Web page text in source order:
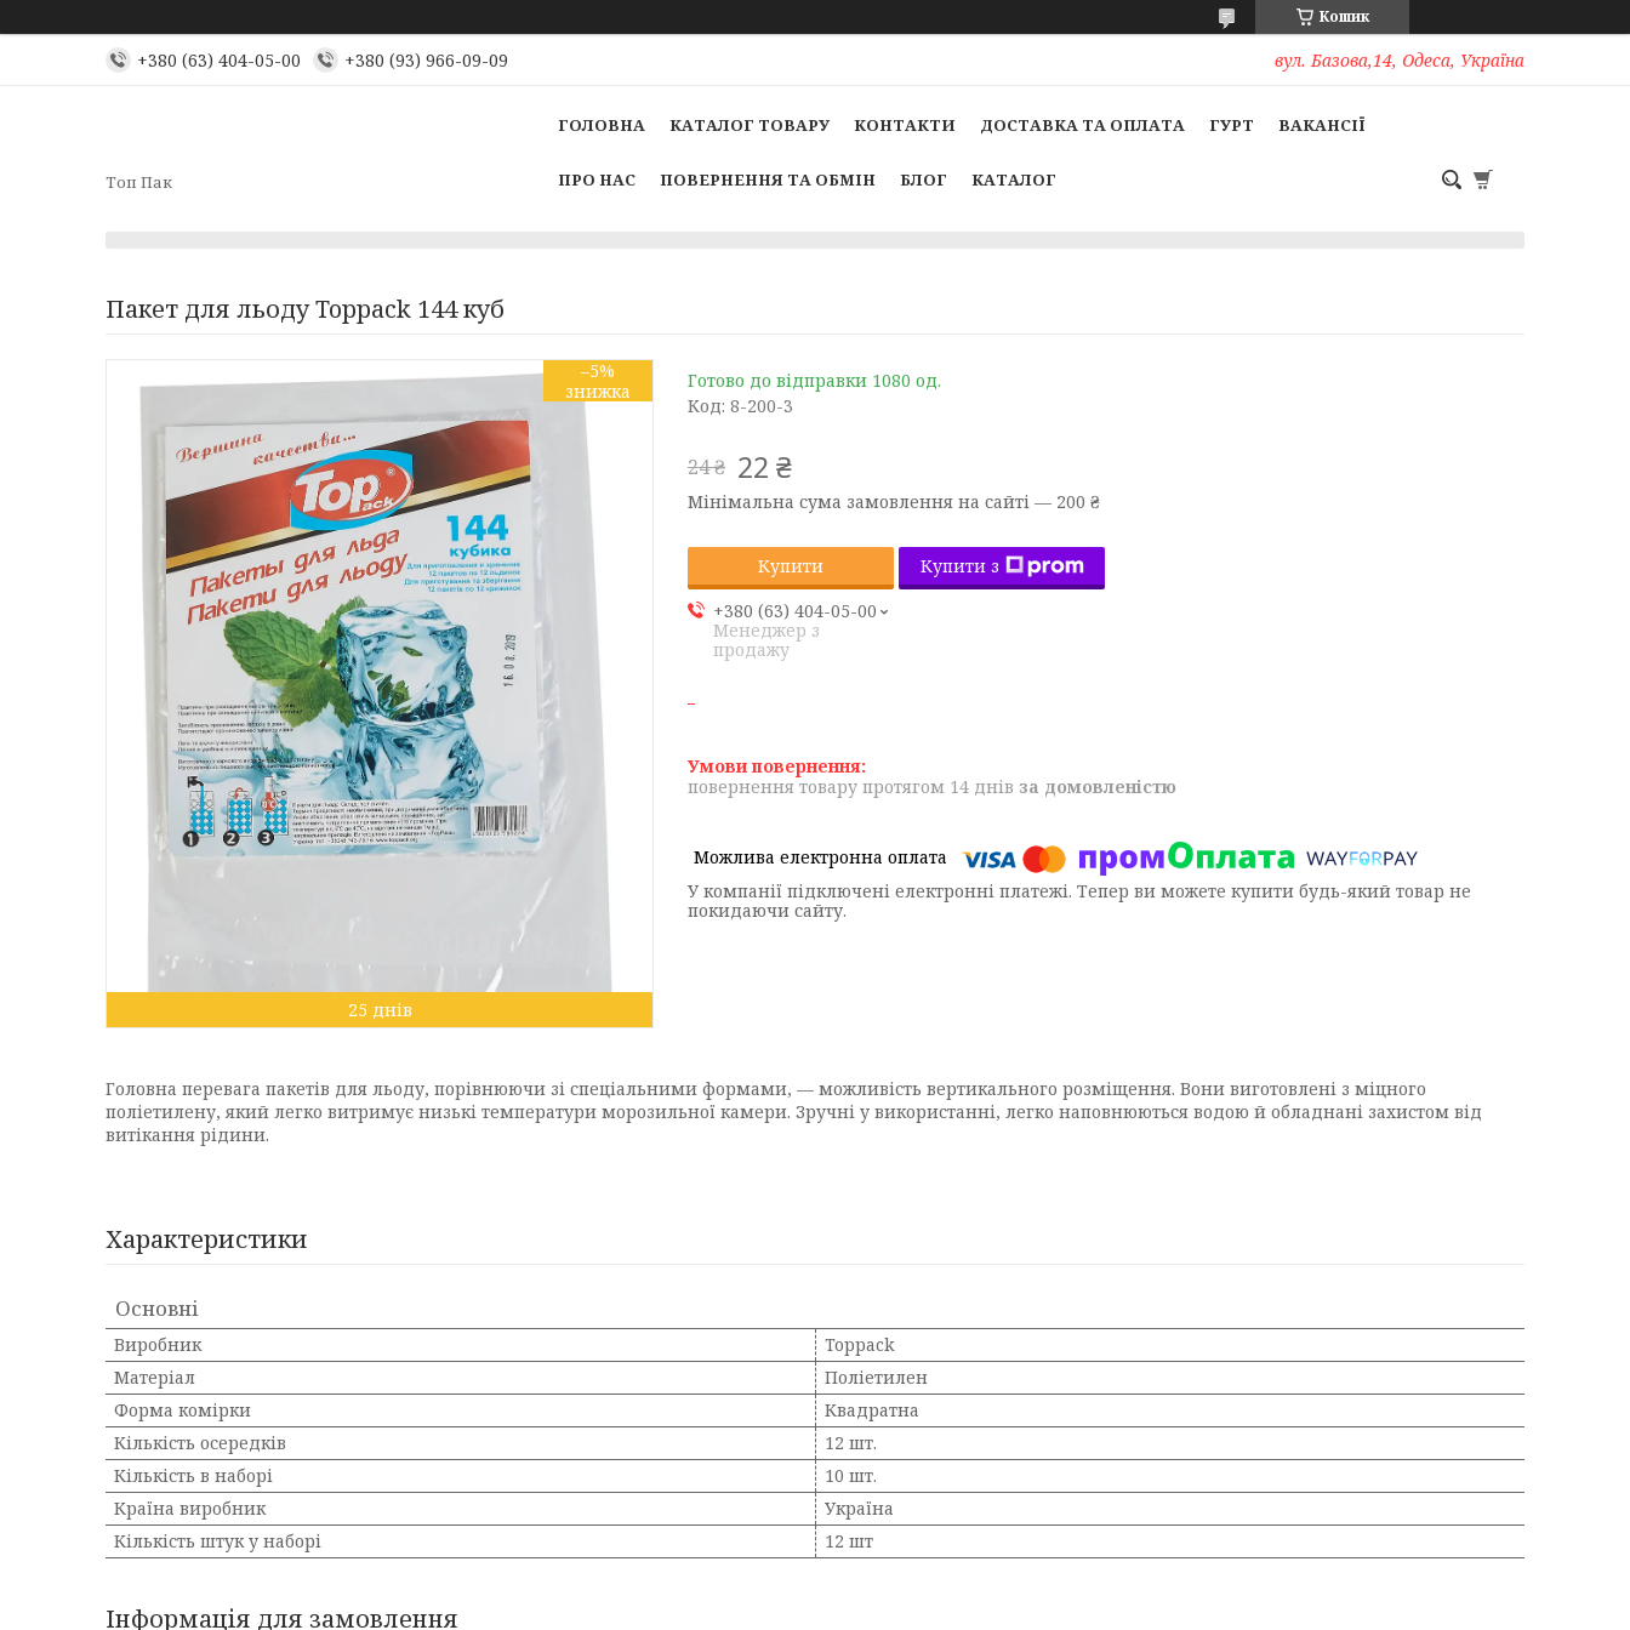
Кошик
+380 (63) 404-05-00 +380 (93) 966-09-09 вул. Базова,14, Одеса, Україна
Топ Пак
ГОЛОВНА КАТАЛОГ ТОВАРУ КОНТАКТИ ДОСТАВКА ТА ОПЛАТА ГУРТ ВАКАНСІЇ
ПРО НАС ПОВЕРНЕННЯ ТА ОБМІН БЛОГ КАТАЛОГ
Пакет для льоду Toppack 144 куб
–5%
25 днів
Готово до відправки 1080 од.
Код: 8-200-3
24 ₴ 22 ₴
Мінімальна сума замовлення на сайті — 200 ₴
Купити
Купити з
+380 (63) 404-05-00
Менеджер з
продажу
повернення товару протягом 14 днів за домовленістю
У компанії підключені електронні платежі. Тепер ви можете купити будь-який товар не
покидаючи сайту.
Головна перевага пакетів для льоду, порівнюючи зі спеціальними формами, — можливість вертикального розміщення. Вони виготовлені з міцного
поліетилену, який легко витримує низькі температури морозильної камери. Зручні у використанні, легко наповнюються водою й обладнані захистом від
витікання рідини.
Характеристики
Основні
Виробник
Toppack
Матеріал
Поліетилен
Форма комірки
Квадратна
Кількість осередків
12 шт.
Кількість в наборі
10 шт.
Країна виробник
Україна
Кількість штук у наборі
12 шт
Інформація для замовлення